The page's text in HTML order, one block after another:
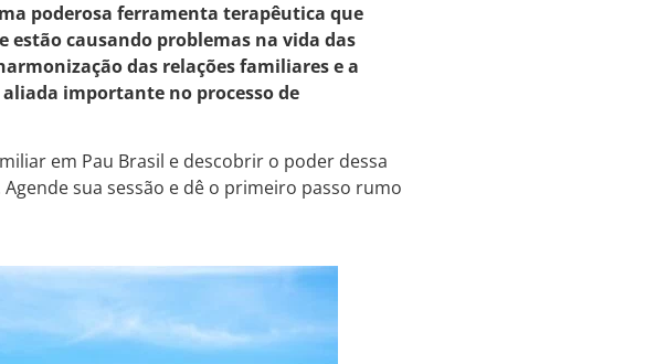
poderosa ferramenta terapêutica que
causando problemas na vida das
das relações familiares e a
importante no processo de
em Pau Brasil e descobrir o poder dessa
sua sessão e dê o primeiro passo rumo